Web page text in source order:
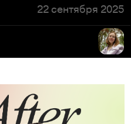
22 сентября 2025